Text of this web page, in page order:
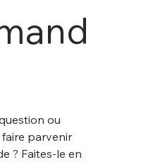
ou
parvenir
? Faites-le en